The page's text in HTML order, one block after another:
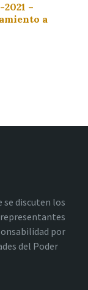
–
a
se discuten los
por
del Poder